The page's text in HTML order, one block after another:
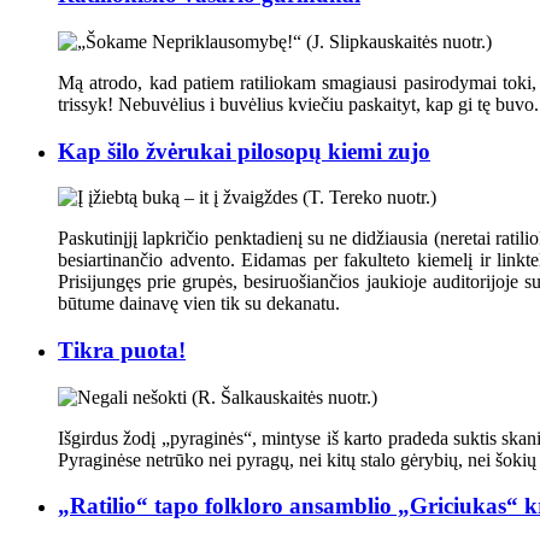
Mą atrodo, kad patiem ratiliokam smagiausi pasirodymai
trissyk! Nebuvėlius i buvėlius kviečiu paskaityt, kap gi tę buvo.
Kap šilo žvėrukai pilosopų kiemi zujo
Paskutinįjį lapkričio penktadienį su ne didžiausia (neretai
besiartinančio advento. Eidamas per fakulteto kiemelį ir
Prisijungęs prie grupės, besiruošiančios jaukioje auditorijoje
būtume dainavę vien tik su dekanatu.
Tikra puota!
Išgirdus žodį „pyraginės“, mintyse iš karto pradeda suktis
Pyraginėse netrūko nei pyragų, nei kitų stalo gėrybių, nei
„Ratilio“ tapo folkloro ansamblio „Griciukas“